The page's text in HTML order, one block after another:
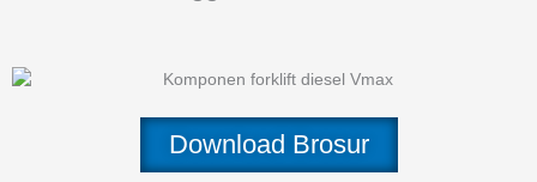
Download Brosur